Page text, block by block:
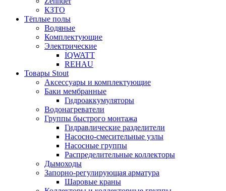
КЗТО
Тёплые полы
Водяные
Комплектующие
Электрические
IQWATT
REHAU
Товары Stout
Аксессуары и комплектующие
Баки мембранные
Гидроаккумуляторы
Водонагреватели
Группы быстрого монтажа
Гидравлические разделители
Насосно-смесительные узлы
Насосные группы
Распределительные коллекторы
Дымоходы
Запорно-регулирующая арматура
Шаровые краны